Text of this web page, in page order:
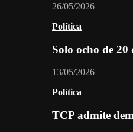
26/05/2026
Política
Solo ocho de
13/05/2026
Política
TCP admite